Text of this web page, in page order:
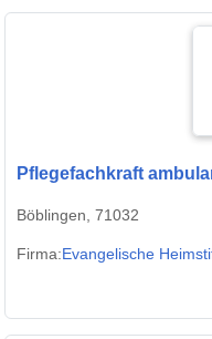
Pflegefachkraft
Böblingen, 71032
Firma:Evangelische